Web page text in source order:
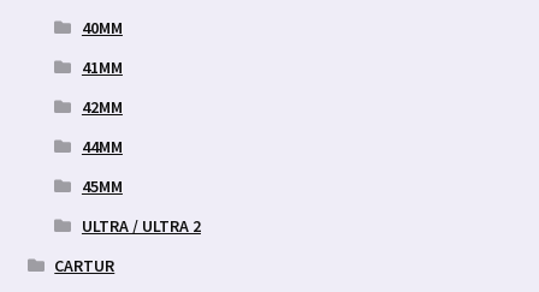
40MM
41MM
42MM
44MM
45MM
ULTRA / ULTRA 2
CARTUR